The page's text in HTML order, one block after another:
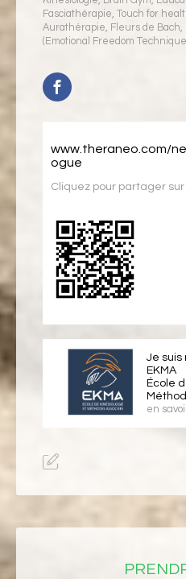
Fasciathérapie, Touch for
Aurathérapie, Fleurs de Bach,
(Emotional Freedom
www.theraneo.com/
ogue
Cliquez pour partager sur
Je suis
EKMA
École
en